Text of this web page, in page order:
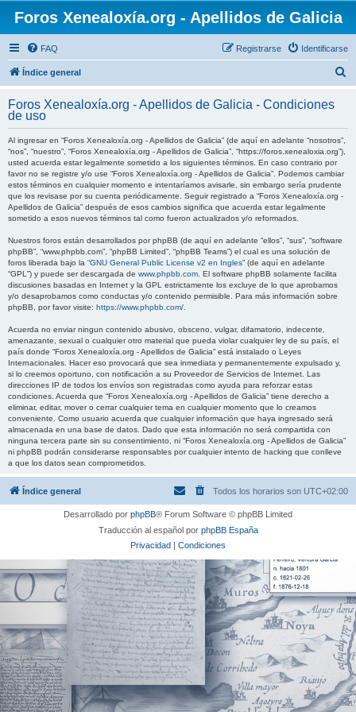
Foros Xenealoxía.org - Apellidos de Galicia
FAQ Identificarse
Registrarse
Índice general
c
Foros Xenealoxía.org - Apellidos de Galicia - Condiciones
de uso
Al ingresar en “Foros Xenealoxía.org - Apellidos de Galicia” (de aquí en adelante “nosotros”,
“nos”, “nuestro”, “Foros Xenealoxía.org - Apellidos de Galicia”, “https://foros.xenealoxia.org”),
usted acuerda estar legalmente sometido a los siguientes términos. En caso contrario por
favor no se registre y/o use “Foros Xenealoxía.org - Apellidos de Galicia”. Podemos cambiar
estos términos en cualquier momento e intentaríamos avisarle, sin embargo sería prudente
que los revisase por su cuenta periódicamente. Seguir registrado a “Foros Xenealoxía.org -
Apellidos de Galicia” después de esos cambios significa que acuerda estar legalmente
sometido a esos nuevos términos tal como fueron actualizados y/o reformados.
Nuestros foros están desarrollados por phpBB (de aquí en adelante “ellos”, “sus”, “software
phpBB”, “www.phpbb.com”, “phpBB Limited”, “phpBB Teams”) el cual es una solución de
foros liberada bajo la “GNU General Public License v2 en Ingles” (de aquí en adelante
“GPL”) y puede ser descargada de www.phpbb.com . El software phpBB solamente facilita
discusiones basadas en Internet y la GPL estrictamente los excluye de lo que aprobamos
y/o desaprobamos como conductas y/o contenido permisible. Para más información sobre
phpBB, por favor visite: https://www.phpbb.com/
Acuerda no enviar ningun contenido abusivo, obsceno, vulgar, difamatorio, indecente,
amenazante, sexual o cualquier otro material que pueda violar cualquier ley de su país, el
país donde “Foros Xenealoxía.org - Apellidos de Galicia” está instalado o Leyes
Internacionales. Hacer eso provocará que sea inmediata y permanentemente expulsado y,
si lo creemos oportuno, con notificación a su Proveedor de Servicios de Internet. Las
direcciones IP de todos los envíos son registradas como ayuda para reforzar estas
condiciones. Acuerda que “Foros Xenealoxía.org - Apellidos de Galicia” tiene derecho a
eliminar, editar, mover o cerrar cualquier tema en cualquier momento que lo creamos
conveniente. Como usuario acuerda que cualquier información que haya ingresado será
almacenada en una base de datos. Dado que esta información no será compartida con
ninguna tercera parte sin su consentimiento, ni “Foros Xenealoxía.org - Apellidos de Galicia”
ni phpBB podrán considerarse responsables por cualquier intento de hacking que conlleve
a que los datos sean comprometidos.
Índice general Todos los horarios son UTC+02:00
Desarrollado por phpBB® Forum Software © phpBB Limited
Traducción al español por phpBB España
Privacidad | Condiciones